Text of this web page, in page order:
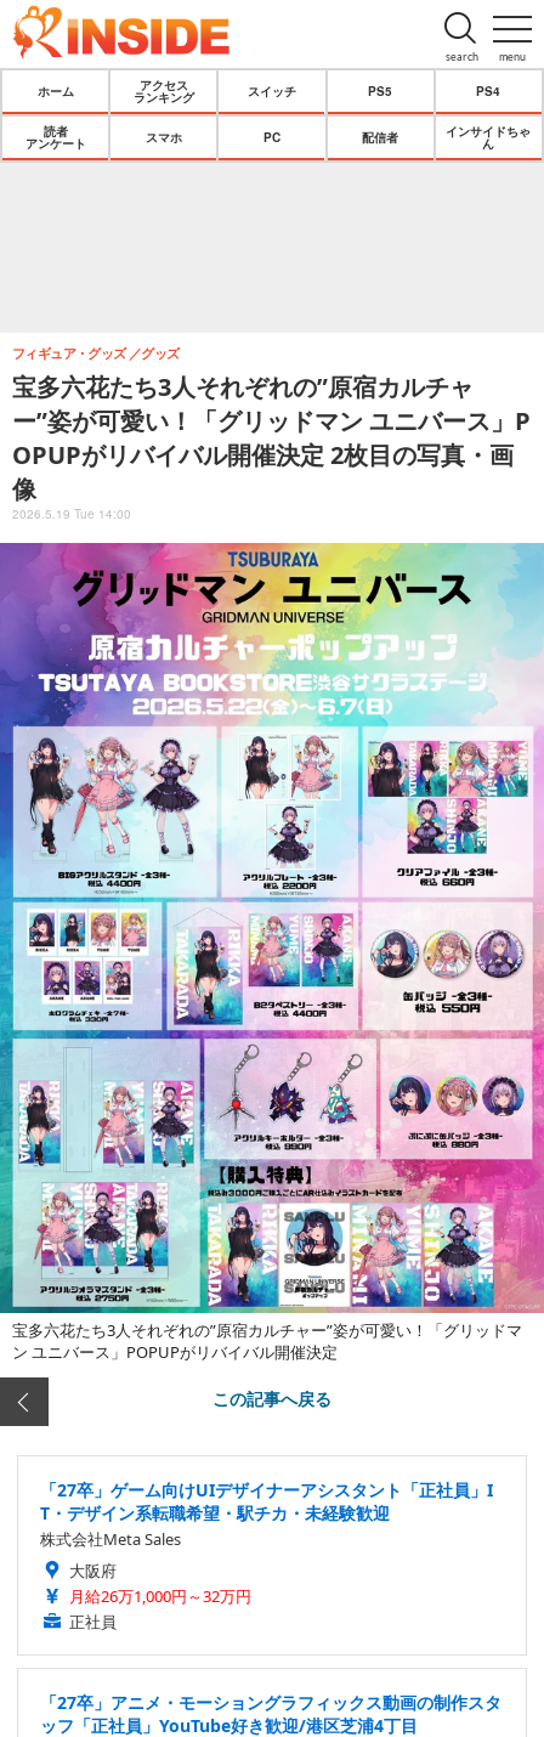
menu
search
ホーム
アクセス
ランキング
スイッチ PS5 PS4
読者
アンケート
スマホ PC 配信者
インサイドちゃ
ん
宝多六花たち3人それぞれの”原宿カルチャ
ー”姿が可愛い！「グリッドマン ユニバース」P
OPUPがリバイバル開催決定 2枚目の写真・画
像
フィギュア・グッズ グッズ
2026.5.19 Tue 14:00
宝多六花たち3人それぞれの”原宿カルチャー”姿が可愛い！「グリッドマ
ン ユニバース」POPUPがリバイバル開催決定
この記事へ戻る
「27卒」ゲーム向けUIデザイナーアシスタント「正社員」I
T・デザイン系転職希望・駅チカ・未経験歓迎
株式会社Meta Sales
大阪府
月給26万1,000円～32万円
正社員
「27卒」アニメ・モーショングラフィックス動画の制作スタ
ッフ「正社員」YouTube好き歓迎/港区芝浦4丁目